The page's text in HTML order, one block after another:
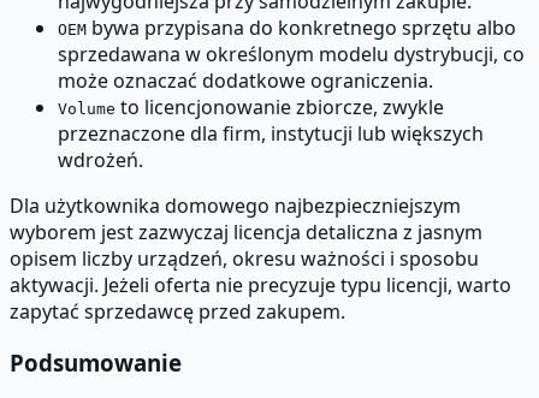
OEM bywa przypisana do konkretnego sprzętu albo
sprzedawana w określonym modelu dystrybucji, co
może oznaczać dodatkowe ograniczenia.
Volume to licencjonowanie zbiorcze, zwykle
przeznaczone dla firm, instytucji lub większych
wdrożeń.
Dla użytkownika domowego najbezpieczniejszym
wyborem jest zazwyczaj licencja detaliczna z jasnym
opisem liczby urządzeń, okresu ważności i sposobu
aktywacji. Jeżeli oferta nie precyzuje typu licencji, warto
zapytać sprzedawcę przed zakupem.
Podsumowanie